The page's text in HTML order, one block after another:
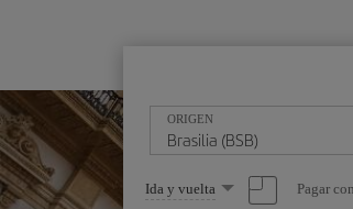
ORIGEN
Seleccione
Ida y vuelta Pagar